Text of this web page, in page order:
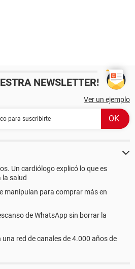
NEWSLETTER!
Ver un ejemplo
Un cardiólogo explicó lo que es
la salud
manipulan para comprar más en
de WhatsApp sin borrar la
red de canales de 4.000 años de